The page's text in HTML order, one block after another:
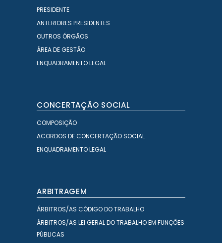
PRESIDENTE
ANTERIORES PRESIDENTES
OUTROS ÓRGÃOS
ÁREA DE GESTÃO
ENQUADRAMENTO LEGAL
CONCERTAÇÃO SOCIAL
COMPOSIÇÃO
ACORDOS DE CONCERTAÇÃO SOCIAL
ENQUADRAMENTO LEGAL
ARBITRAGEM
ÁRBITROS/AS CÓDIGO DO TRABALHO
ÁRBITROS/AS LEI GERAL DO TRABALHO EM FUNÇÕES
PÚBLICAS